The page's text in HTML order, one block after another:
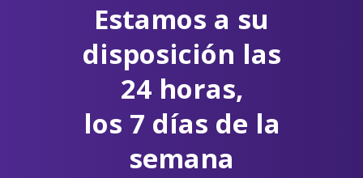
Estamos a su
disposición las
24 horas,
los 7 días de la
semana